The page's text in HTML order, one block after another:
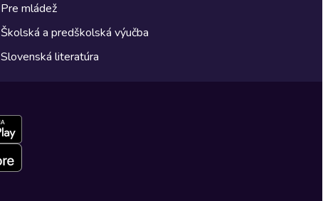
Pre mládež
Školská a predškolská výučba
Slovenská literatúra